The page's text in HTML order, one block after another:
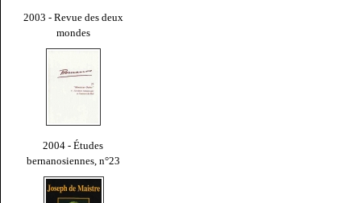
2003 - Revue des deux
mondes
2004 - Études
bernanosiennes, n°23